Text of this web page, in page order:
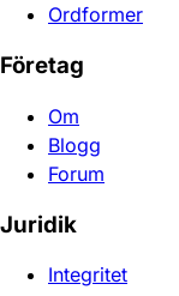
Ordformer
Företag
Om
Blogg
Forum
Juridik
Integritet